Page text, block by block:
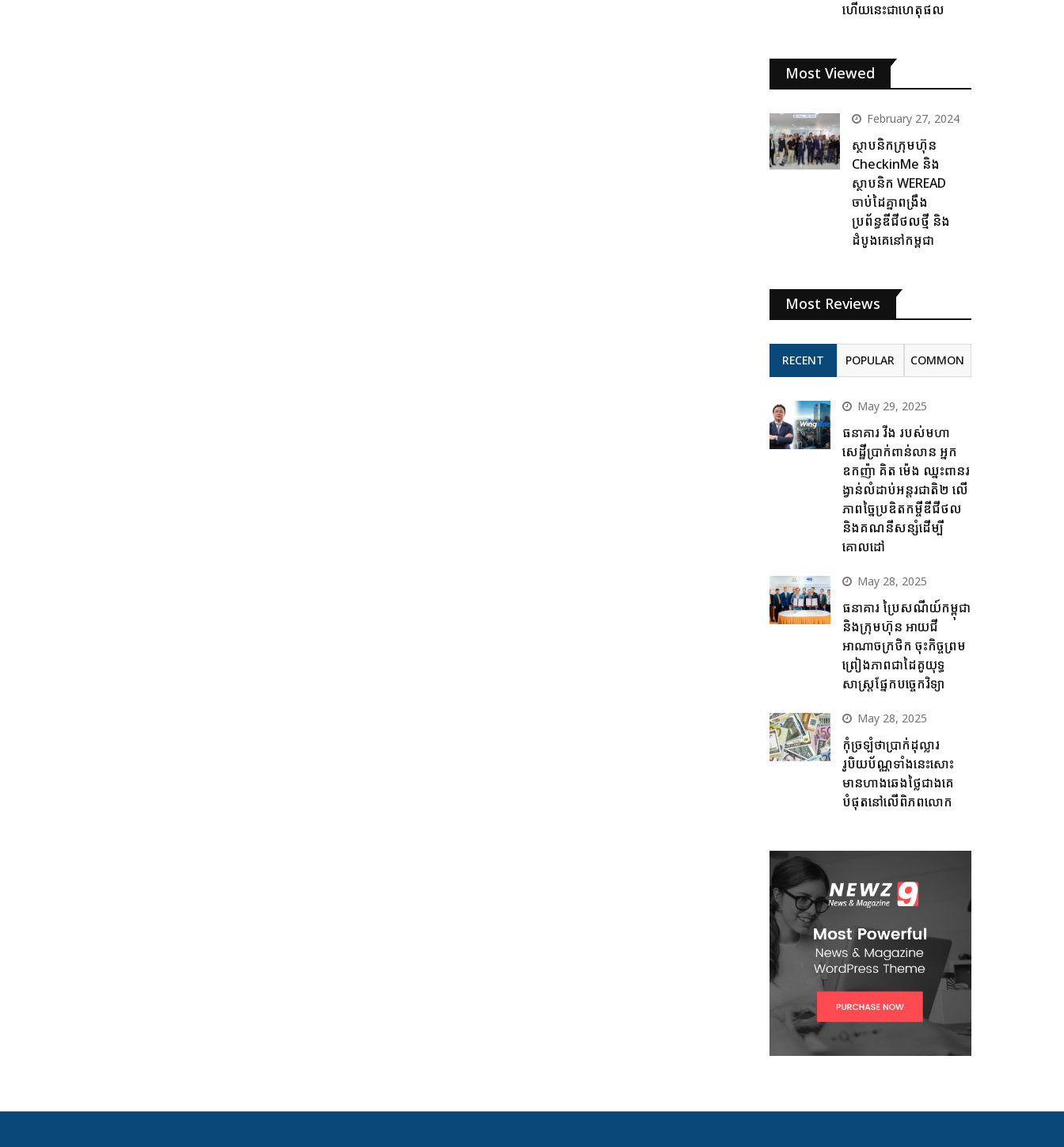
ហើយនេះជាហេតុផល
Most Viewed
February 27, 2024
ស្ថាបនិកក្រុមហ៊ុន
CheckinMe និង
ស្ថាបនិក WEREAD
ចាប់ដៃគ្នាពង្រឹង
ប្រព័ន្ធឌីជីថលថ្មី និង
ដំបូងគេនៅកម្ពុជា
Most Reviews
RECENT POPULAR COMMON
May 29, 2025
ធនាគារ វីង របស់មហា
សេដ្ឋីប្រាក់ពាន់លាន អ្នក
ឧកញ៉ា គិត ម៉េង ឈ្នះពានរ
ង្វាន់លំដាប់អន្តរជាតិ២ លើ
ភាពច្នៃប្រឌិតកម្ចីឌីជីថល
និងគណនីសន្សំដើម្បី
គោលដៅ
May 28, 2025
ធនាគារ ប្រៃសណីយ៍កម្ពុជា
និងក្រុមហ៊ុន អាយជី
អាណាចក្រថិក ចុះកិច្ចព្រម
ព្រៀងភាពជាដៃគូយុទ្ធ
សាស្ត្រផ្នែកបច្ចេកវិទ្យា
May 28, 2025
កុំច្រឡំថាប្រាក់ដុល្លារ
រូបិយប័ណ្ណទាំងនេះសោះ
មានហាងឆេងថ្លៃជាងគេ
បំផុតនៅលើពិភពលោក